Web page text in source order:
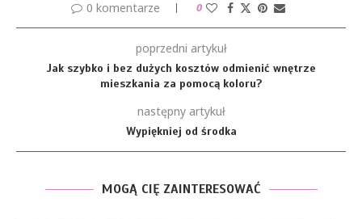
0 komentarze 0
poprzedni artykuł
Jak szybko i bez dużych kosztów odmienić wnętrze
mieszkania za pomocą koloru?
następny artykuł
Wypiękniej od środka
MOGĄ CIĘ ZAINTERESOWAĆ